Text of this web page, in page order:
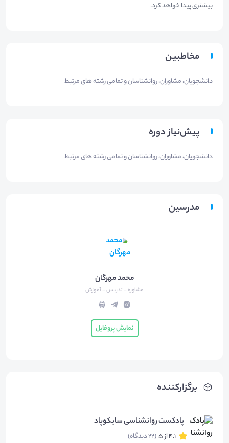
برگزارکننده
پادکست روانشناسی سایکوپاد
4.1 از 5 (22 دیدگاه)
بیشتری پیدا خواهد کرد.
مخاطبین
دانشجویان، مشاوران، روانشناسان و تمامی رشته های مرتبط
پیش‌نیاز دوره
دانشجویان، مشاوران، روانشناسان و تمامی رشته های مرتبط
مدرسین
محمد مهرگان
مشاوره - تدریس - آموزش
نمایش پروفایل